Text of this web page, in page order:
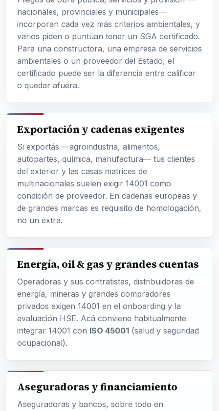
nacionales, provinciales y municipales—
incorporan cada vez más criterios ambientales, y
varios piden o puntúan tener un SGA certificado.
Para una constructora, una empresa de servicios
ambientales o un proveedor del Estado, el
certificado puede ser la diferencia entre calificar
o quedar afuera.
Exportación y cadenas exigentes
Si exportás —agroindustria, alimentos,
autopartes, química, manufactura— tus clientes
del exterior y las casas matrices de
multinacionales suelen exigir 14001 como
condición de proveedor. En cadenas europeas y
de grandes marcas es requisito de homologación,
no un extra.
Energía, oil & gas y grandes cuentas
Operadoras y sus contratistas, distribuidoras de
energía, mineras y grandes compradores
privados exigen 14001 en el onboarding y la
evaluación HSE. Acá conviene habitualmente
integrar 14001 con ISO 45001 (salud y seguridad
ocupacional).
Aseguradoras y financiamiento
Aseguradoras y bancos, sobre todo en